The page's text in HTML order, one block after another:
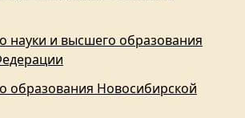
науки и высшего образования
образования Новосибирской